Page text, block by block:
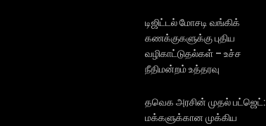
டிஜிட்டல் மோசடி வங்கிக்
கணக்குகளுக்கு புதிய
வழிகாட்டுதல்கள் – உச்ச
நீதிமன்றம் உத்தரவு
தவெக அரசின் முதல் பட்ஜெட்:
மக்களுக்கான முக்கிய